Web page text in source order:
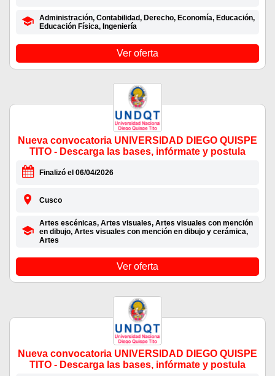
Administración, Contabilidad, Derecho, Economía, Educación,
Educación Física, Ingeniería
Ver oferta
Nueva convocatoria UNIVERSIDAD DIEGO QUISPE
TITO - Descarga las bases, infórmate y postula
Finalizó el 06/04/2026
Cusco
Artes escénicas, Artes visuales, Artes visuales con mención
en dibujo, Artes visuales con mención en dibujo y cerámica,
Artes
Ver oferta
Nueva convocatoria UNIVERSIDAD DIEGO QUISPE
TITO - Descarga las bases, infórmate y postula